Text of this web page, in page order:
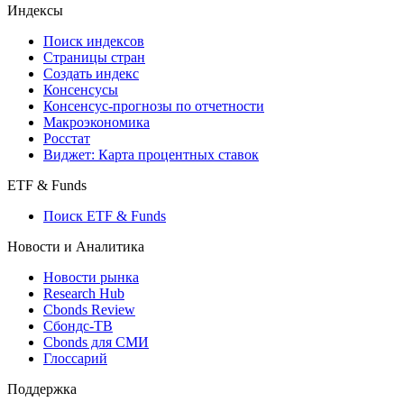
Индексы
Поиск индексов
Страницы стран
Создать индекс
Консенсусы
Консенсус-прогнозы по отчетности
Макроэкономика
Росстат
Виджет: Карта процентных ставок
ETF & Funds
Поиск ETF & Funds
Новости и Аналитика
Новости рынка
Research Hub
Cbonds Review
Сбондс-ТВ
Cbonds для СМИ
Глоссарий
Поддержка